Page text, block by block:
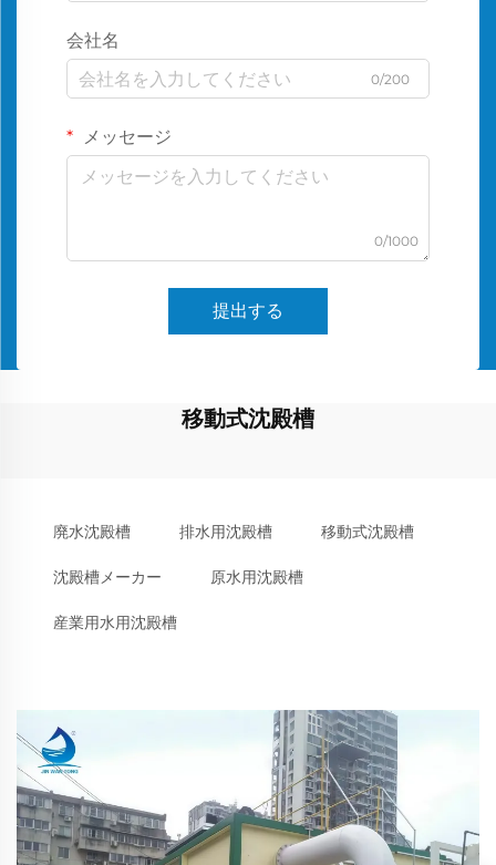
会社名
0/200
メッセージ
0/1000
提出する
移動式沈殿槽
廃水沈殿槽 排水用沈殿槽 移動式沈殿槽
沈殿槽メーカー 原水用沈殿槽
産業用水用沈殿槽